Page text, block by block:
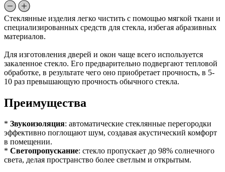
Стеклянные изделия легко чистить с помощью мягкой ткани и
специализированных средств для стекла, избегая абразивных
материалов.
Для изготовления дверей и окон чаще всего используется
закаленное стекло. Его предварительно подвергают тепловой
обработке, в результате чего оно приобретает прочность, в 5-
10 раз превышающую прочность обычного стекла.
Преимущества
* Звукоизоляция: автоматические стеклянные перегородки
эффективно поглощают шум, создавая акустический комфорт
в помещении.
* Светопропускание: стекло пропускает до 98% солнечного
света, делая пространство более светлым и открытым.